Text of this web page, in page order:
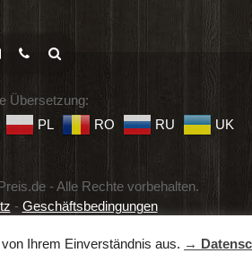
Übersetzung:
PL RO RU UK
- Alle Rechte vorbehalten.
- Geschäftsbedingungen
Ihrem Einverständnis aus. →